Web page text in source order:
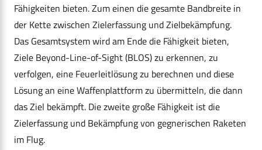
Fähigkeiten bieten. Zum einen die gesamte Bandbreite in
der Kette zwischen Zielerfassung und Zielbekämpfung.
Das Gesamtsystem wird am Ende die Fähigkeit bieten,
Ziele Beyond-Line-of-Sight (BLOS) zu erkennen, zu
verfolgen, eine Feuerleitlösung zu berechnen und diese
Lösung an eine Waffenplattform zu übermitteln, die dann
das Ziel bekämpft. Die zweite große Fähigkeit ist die
Zielerfassung und Bekämpfung von gegnerischen Raketen
im Flug.